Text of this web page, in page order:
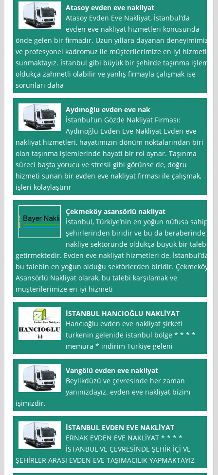
Atasoy evden eve nakliyat
Atasoy Evden Eve Nakliyat, İstanbul‘da
evden eve nakliyat hizmetleri konusunda
önde gelen bir firmadır. Uzun yıllara dayanan deneyimimiz
ve profesyonel kadromuz ile müşterilerimize en iyi hizmeti
sunmaktayız. İstanbul gibi büyük bir şehirde taşınma işlemi
oldukça zahmetli olabilir ve yanlış firmayla çalışmak ise
sorunları daha
Aydınoğlu evden eve nak
İstanbul’un Gözde Nakliyat Firması:
Aydınoğlu Evden Eve Nakliyat Evden eve
nakliyat hizmetleri, hayatımızın dönüm noktalarından biri
olan taşınma işlemlerinde hayati bir rol oynar. Taşınma
süreci başta yorucu ve stresli gibi görünse de, doğru
hizmeti sunan bir evden eve nakliyat firması ile çalışmak,
işleri kolaylaştırır
Çekmeköy asansörlü nakliyat
İstanbul, Türkiye’nin en yoğun nüfusa sahip
şehirlerinden biridir ve bu da beraberinde
nakliye sektöründe oldukça büyük bir talebi
getirmektedir. Evden eve nakliyat hizmetleri de, İstanbul’da
bu talebin en yoğun olduğu sektörlerden biridir. Çekmeköy
Asansörlü Nakliyat olarak, bu talebi karşılamak ve
müşterilerimize en iyi hizmeti
İSTANBUL HANCIOĞLU NAKLİYAT
Hancıoğlu evden eve nakliyat şirketi
turkenin gelenide istanbul bölge * * * *
memura * indirim Türkiye geleni
Vangölü evden eve nakliyat
Beylikdüzü ve çevresinde her zaman
yanınızdayız. evden eve nakliyat bizim
işimizdir.
İSTANBUL EVDEN EVE NAKLİYAT
ERNAK EVDEN EVE NAKLİYAT * * * *
İSTANBUL VE ÇEVRESİNDE ŞEHİR İÇİ VE
ŞEHİRLER ARASI EVDEN EVE TAŞIMACILIK YAPMAKTAYIZ